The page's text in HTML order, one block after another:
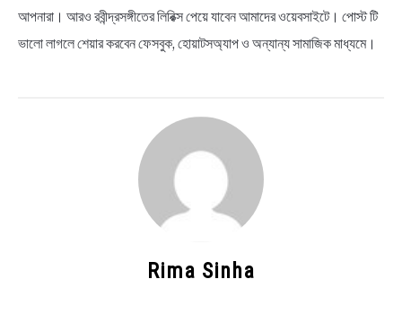
আপনারা। আরও রবীন্দ্রসঙ্গীতের লিরিক্স পেয়ে যাবেন আমাদের ওয়েবসাইটে। পোস্ট টি
ভালো লাগলে শেয়ার করবেন ফেসবুক, হোয়াটসঅ্যাপ ও অন্যান্য সামাজিক মাধ্যমে।
Rima Sinha